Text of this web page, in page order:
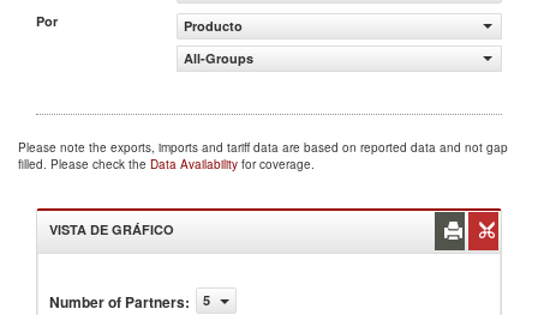
Por
Producto
All-Groups
Please note the exports, imports and tariff data are based on reported data and not gap
filled. Please check the Data Availability for coverage.
VISTA DE GRÁFICO
Number of Partners: 5
Islandia